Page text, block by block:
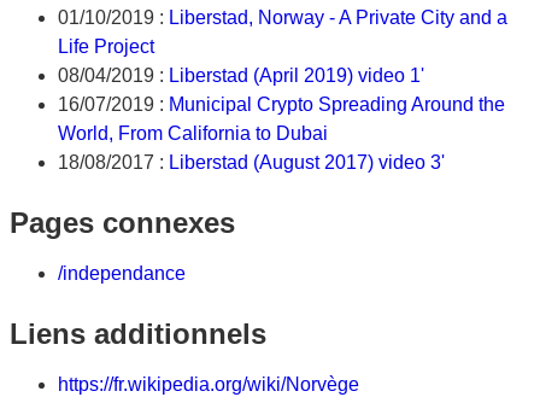
01/10/2019 : Liberstad, Norway - A Private City and a
Life Project
08/04/2019 : Liberstad (April 2019) video 1'
16/07/2019 : Municipal Crypto Spreading Around the
World, From California to Dubai
18/08/2017 : Liberstad (August 2017) video 3'
Pages connexes
/independance
Liens additionnels
https://fr.wikipedia.org/wiki/Norvège